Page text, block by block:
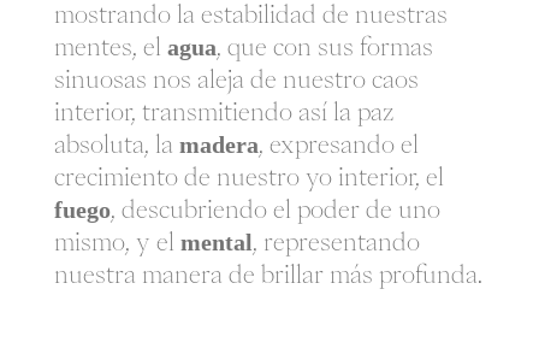
mostrando la estabilidad de nuestras
mentes, el agua , que con sus formas
sinuosas nos aleja de nuestro caos
interior, transmitiendo así la paz
absoluta, la madera , expresando el
crecimiento de nuestro yo interior, el
fuego, descubriendo el poder de uno
mismo, y el mental , representando
nuestra manera de brillar más profunda.